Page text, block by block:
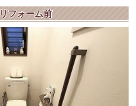
リフォーム前